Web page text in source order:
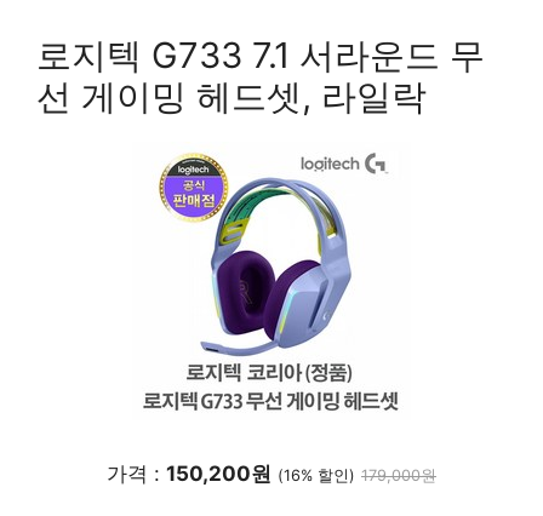
로지텍 G733 7.1 서라운드 무
선 게이밍 헤드셋, 라일락
가격 : 150,200원 (16% 할인) 179,000원